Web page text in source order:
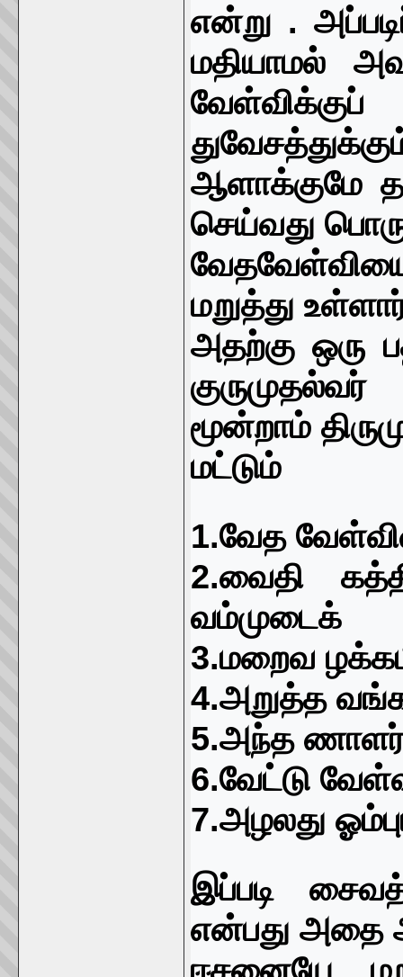
என்று .
மதியாமல்
ஆளாக்குமே
செய்வது
மறுத்து
அதற்கு ஒரு
குருமுதல்வர்
மூன்றாம்
மட்டும்
1.வேத
2.வைதி
வம்முடைக்
3.மறைவ
4.அறுத்த
5.அந்த ணாளர்
6.வேட்டு
7.அழலது
இப்படி
என்பது அதை